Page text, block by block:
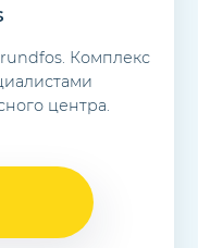
Комплекс
центра.